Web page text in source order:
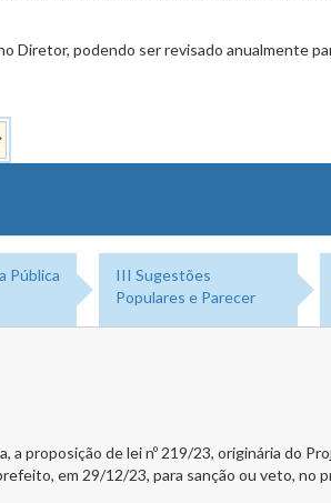
Diretor, podendo ser revisado anualmente
Pública
III Sugestões
Populares e Parecer
a proposição de lei nº 219/23, originária do
em 29/12/23, para sanção ou veto, no